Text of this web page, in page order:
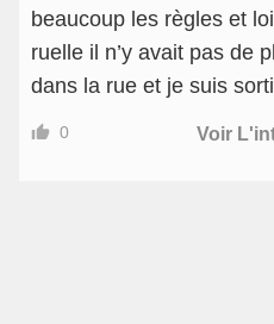
beaucoup les règles et
ruelle il n’y avait pas de
dans la rue et je suis
0 Voir